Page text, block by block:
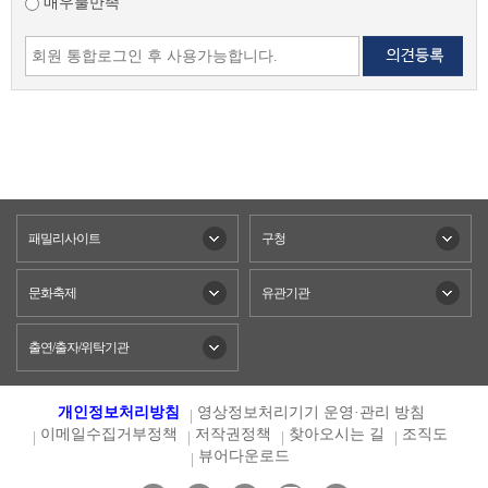
패밀리사이트 구청
문화축제 유관기관
출연/출자/위탁기관
개인정보처리방침
영상정보처리기기 운영·관리 방침
이메일수집거부정책
저작권정책 찾아오시는 길
조직도
뷰어다운로드